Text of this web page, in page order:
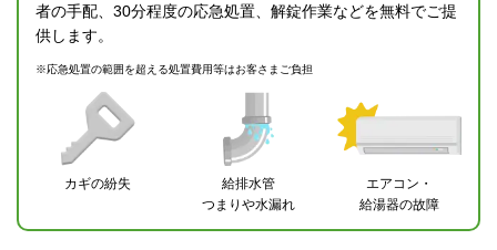
者の手配、30分程度の応急処置、解錠作業などを無料でご提
供します。
※応急処置の範囲を超える処置費用等はお客さまご負担
カギの紛失
給排水管
つまりや水漏れ
エアコン・
給湯器の故障